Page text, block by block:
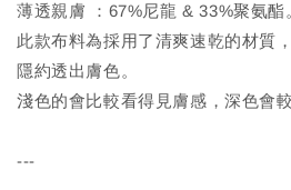
薄透親膚 ：67%尼龍 & 33%聚氨酯
此款布料為採用了清爽速乾的材質
隱約透出膚色。
淺色的會比較看得見膚感，深色會
---